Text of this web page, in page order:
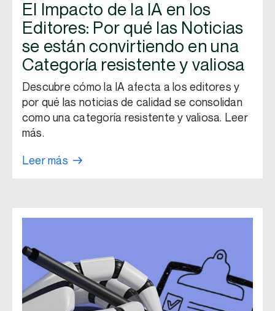
El Impacto de la IA en los
Editores: Por qué las Noticias
se están convirtiendo en una
Categoría resistente y valiosa
Descubre cómo la IA afecta a los editores y
por qué las noticias de calidad se consolidan
como una categoría resistente y valiosa. Leer
más.
Leer más